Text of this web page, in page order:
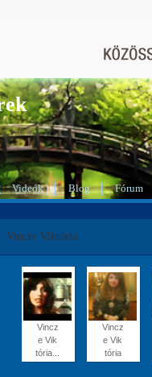
Videók Blog Fórum
Vincze Viktória
Vincz
e Vik
tória...
Vincz
e Vik
tória